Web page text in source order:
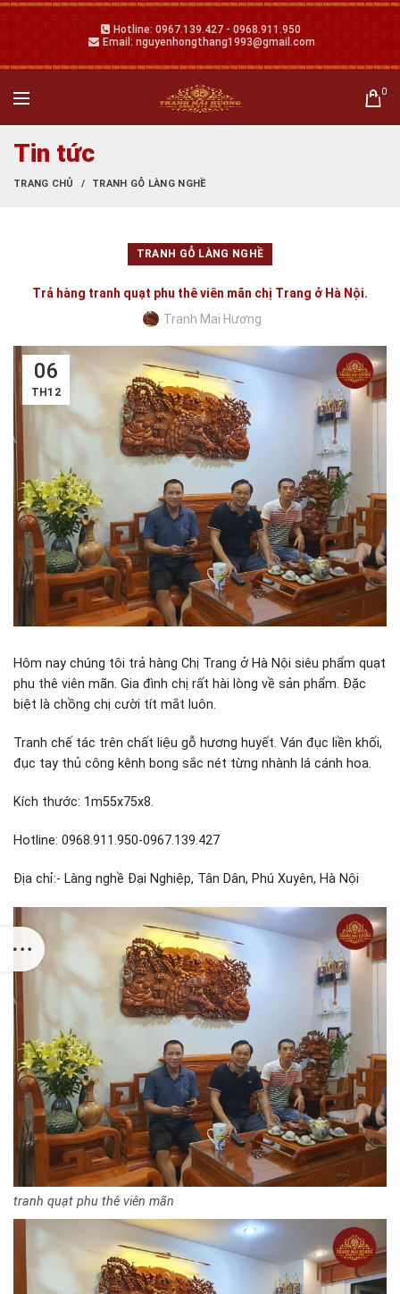
Hotline: 0967.139.427 - 0968.911.950
Email: nguyenhongthang1993@gmail.com
0
Tin tức
TRANG CHỦ TRANH GỖ LÀNG NGHỀ
TRANH GỖ LÀNG NGHỀ
Trả hàng tranh quạt phu thê viên mãn chị Trang ở Hà Nội.
Tranh Mai Hương
06
TH12
Hôm nay chúng tôi trả hàng Chị Trang ở Hà Nội siêu phẩm quạt
phu thê viên mãn. Gia đình chị rất hài lòng về sản phẩm. Đặc
biệt là chồng chị cười tít mắt luôn.
Tranh chế tác trên chất liệu gỗ hương huyết. Ván đục liền khối,
đục tay thủ công kênh bong sắc nét từng nhành lá cánh hoa.
Kích thước: 1m55x75x8.
Hotline: 0968.911.950-0967.139.427
Địa chỉ:- Làng nghề Đại Nghiệp, Tân Dân, Phú Xuyên, Hà Nội
tranh quạt phu thê viên mãn